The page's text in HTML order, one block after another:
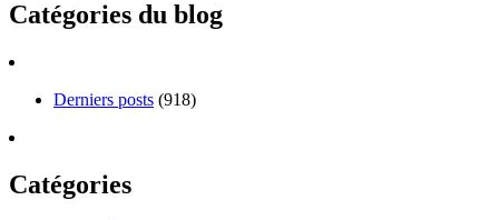
Catégories du blog
Derniers posts (918)
Catégories